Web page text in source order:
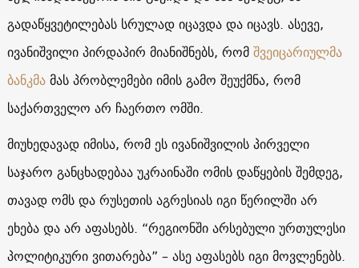
გადაწყვეტილებას სრულად იცავდა და იცავს. ასევე,
ივანიშვილი პირდაპირ მიანიშნებს, რომშვეიცარიულმა
ბანკმამას პრობლემები იმის გამო შეუქმნა, რომ
საქართველო არ ჩაერთო ომში.
მიუხედავად იმისა, რომ ეს ივანიშვილის პირველი
საჯარო განცხადებაა უკრაინაში ომის დაწყების შემდეგ,
თავად ომს და რუსეთის აგრესიას იგი წერილში არ
ეხება და არ აფასებს. “რეგიონში არსებული ურთულესი
პოლიტიკური ვითარება” – ასე აფასებს იგი მოვლენებს.